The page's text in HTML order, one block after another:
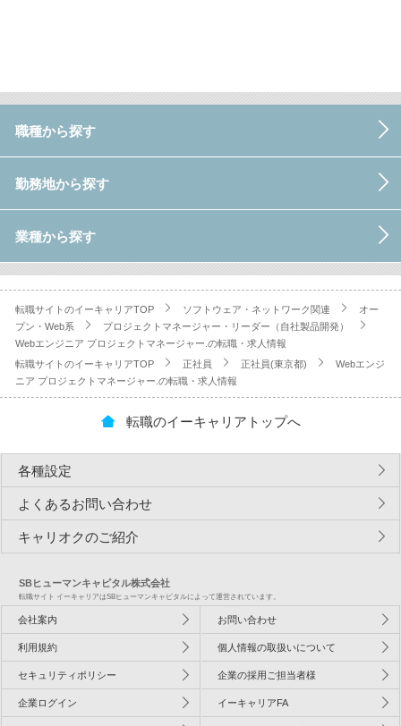
職種から探す
勤務地から探す
業種から探す
転職サイトのイーキャリアTOP ソフトウェア・ネットワーク関連
オー
プン・Web系
プロジェクトマネージャー・リーダー（自社製品開発）
Webエンジニア プロジェクトマネージャー.の転職・求人情報
転職サイトのイーキャリアTOP
正社員 正社員(東京都)
Webエンジ
ニア プロジェクトマネージャー.の転職・求人情報
転職のイーキャリアトップへ
各種設定
よくあるお問い合わせ
キャリオクのご紹介
SBヒューマンキャピタル株式会社
転職サイト イーキャリアはSBヒューマンキャピタルによって運営されています。
会社案内 お問い合わせ
利用規約 個人情報の取扱いについて
セキュリティポリシー 企業の採用ご担当者様
企業ログイン イーキャリアFA